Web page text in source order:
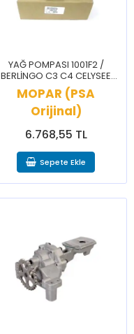
YAĞ POMPASI 1001F2 /
BERLİNGO C3 C4 CELYSEE
NEMO 107 2008 206 207 208
3008 301 307 308 BİPPER
PRTNR
MOPAR (PSA
Orijinal)
6.768,55 TL
Sepete Ekle